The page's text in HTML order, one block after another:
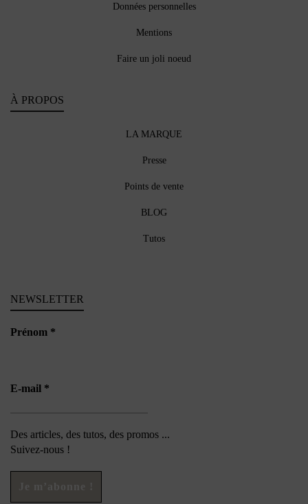
Données personnelles
Mentions
Faire un joli noeud
À PROPOS
LA MARQUE
Presse
Points de vente
BLOG
Tutos
NEWSLETTER
Prénom *
E-mail *
Des articles, des tutos, des promos ...
Suivez-nous !